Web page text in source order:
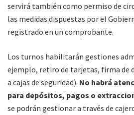
servirá también como permiso de
las medidas dispuestas por el
registrado en un comprobante.
Los turnos habilitarán gestiones
ejemplo, retiro de tarjetas, firma de
a cajas de seguridad). No habrá
para depósitos, pagos o
se podrán gestionar a través de